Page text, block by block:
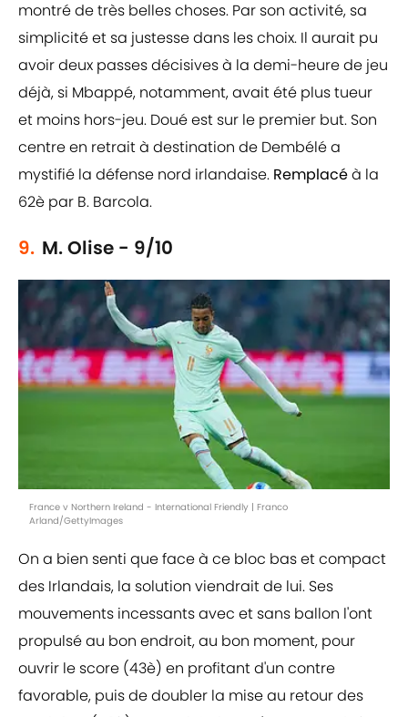
montré de très belles choses. Par son activité, sa
simplicité et sa justesse dans les choix. Il aurait pu
avoir deux passes décisives à la demi-heure de jeu
déjà, si Mbappé, notamment, avait été plus tueur
et moins hors-jeu. Doué est sur le premier but. Son
centre en retrait à destination de Dembélé a
mystifié la défense nord irlandaise. Remplacéà la
62è par B. Barcola.
9. M. Olise - 9/10
France v Northern Ireland - International Friendly | Franco
Arland/GettyImages
On a bien senti que face à ce bloc bas et compact
des Irlandais, la solution viendrait de lui. Ses
mouvements incessants avec et sans ballon l'ont
propulsé au bon endroit, au bon moment, pour
ouvrir le score (43è) en profitant d'un contre
favorable, puis de doubler la mise au retour des